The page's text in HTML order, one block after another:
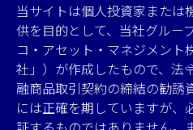
当サイトは個人投資家または
供を目的として、当社グルー
コ・アセット・マネジメント
社」）が作成したもので、法
融商品取引契約の締結の勧誘
には正確を期していますが、